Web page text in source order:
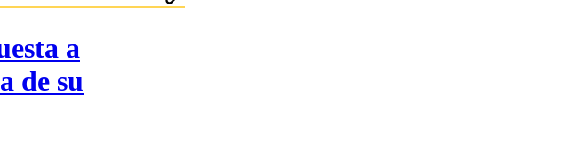
a
de su